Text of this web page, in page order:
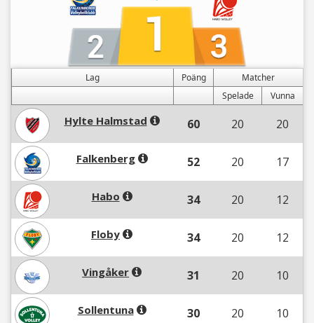
Lag Poäng
Matcher
Spelade
Vunna
Hylte Halmstad 60 20 20
Falkenberg 52 20 17
Habo 34 20 12
Floby 34 20 12
Vingåker 31 20 10
Sollentuna 30 20 10